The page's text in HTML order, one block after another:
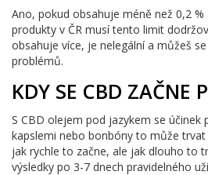
Ano, pokud obsahuje méně než 0,2 %
produkty v ČR musí tento limit
obsahuje více, je nelegální a můžeš
problémů.
KDY SE CBD ZAČNE
S CBD olejem pod jazykem se účinek
kapslemi nebo bonbóny to může
jak rychle to začne, ale jak dlouho to
výsledky po 3-7 dnech pravidelného